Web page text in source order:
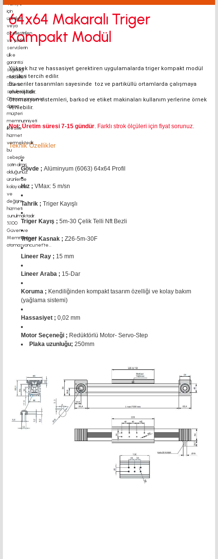
64x64 Makaralı Triger
Kompakt Modül
Yüksek hız ve hassasiyet gerektiren uygulamalarda triger kompakt modül
serileri tercih edilir.
Bu seriler tasarımları sayesinde toz ve partiküllü ortamlarda çalışmaya
elverişlidir.
Otomasyon sistemleri, barkod ve etiket makinaları kullanım yerlerine örnek
verilebilir.
Not: Üretim süresi 7-15 gündür. Farklı strok ölçüleri için fiyat sorunuz.
Teknik Özellikler
Gövde ; Alüminyum (6063) 64x64 Profil
Hız ; VMax: 5 m/sn
Tahrik ; Triger Kayışlı
Triger Kayış ; 5m-30 Çelik Telli Nft Bezli
Triger Kasnak ; Z26-5m-30F
Lineer Ray ; 15 mm
Lineer Araba ; 15-Dar
Koruma ; Kendiliğinden kompakt tasarım özelliği ve kolay bakım
(yağlama sistemi)
Hassasiyet ; 0,02 mm
Motor Seçeneği ; Redüktörlü Motor- Servo-Step
Plaka uzunluğu; 250mm